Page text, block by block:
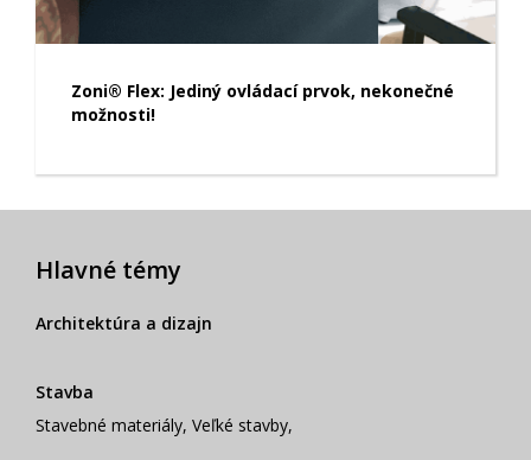
Zoni® Flex: Jediný ovládací prvok, nekonečné
možnosti!
Hlavné témy
Architektúra a dizajn
Stavba
Stavebné materiály, Veľké stavby,